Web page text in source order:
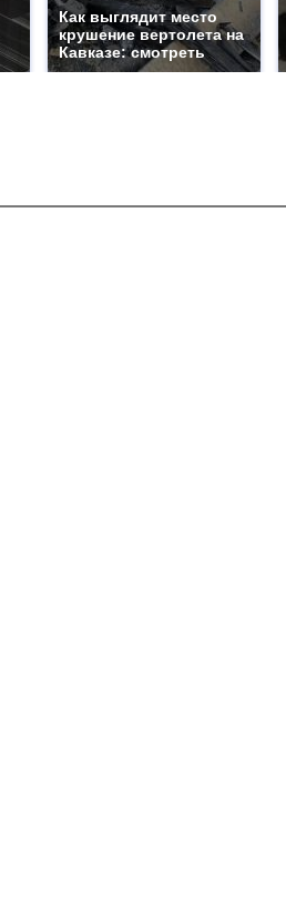
Как выглядит место
крушение вертолета на
Кавказе: смотреть